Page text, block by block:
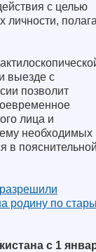
с целью
личности,
выезде с
позволит
лица и
необходимых
в
родину по
с 1